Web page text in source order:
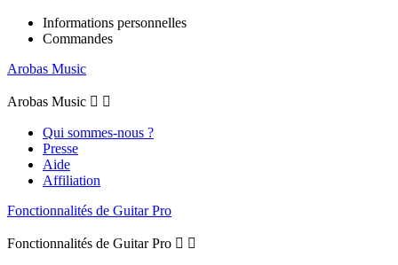
Informations personnelles
Commandes
Arobas Music
Arobas Music  
Qui sommes-nous ?
Presse
Aide
Affiliation
Fonctionnalités de Guitar Pro
Fonctionnalités de Guitar Pro  